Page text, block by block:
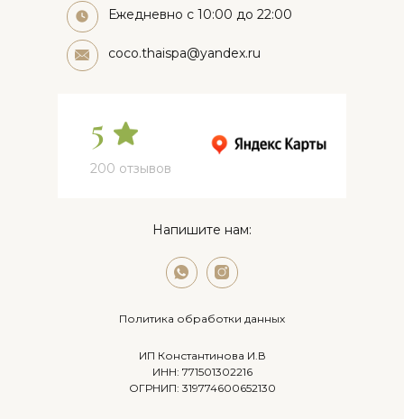
Ежедневно с 10:00 до 22:00
Напишите нам:
Политика обработки данных
ИП Константинова И.В
ИНН: 771501302216
ОГРНИП: 319774600652130
200 отзывов
5
coco.thaispa@yandex.ru
Салон Чонгарский 15